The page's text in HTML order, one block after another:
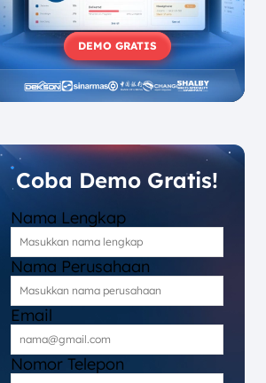
DEMO GRATIS
Coba Demo Gratis!
Nama Lengkap
Nama Perusahaan
Email
Nomor Telepon